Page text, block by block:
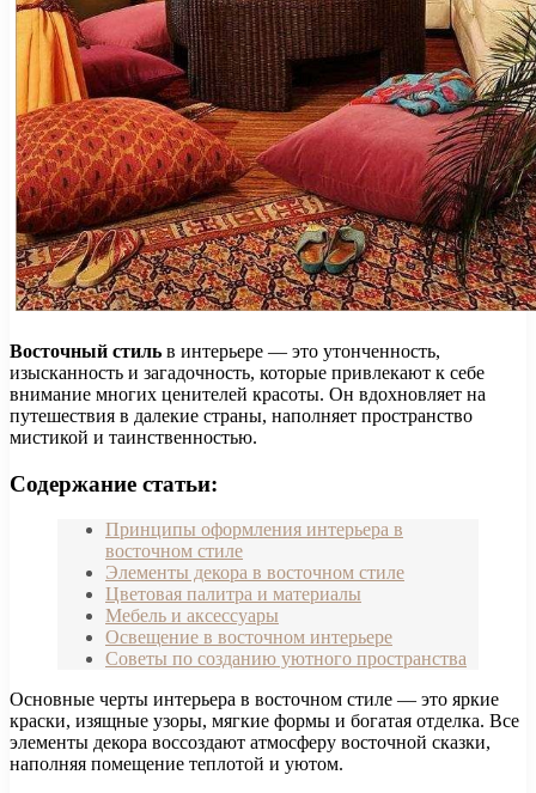
Восточный стиль в интерьере — это утонченность,
изысканность и загадочность, которые привлекают к себе
внимание многих ценителей красоты. Он вдохновляет на
путешествия в далекие страны, наполняет пространство
мистикой и таинственностью.
Содержание статьи:
Принципы оформления интерьера в
восточном стиле
Элементы декора в восточном стиле
Цветовая палитра и материалы
Мебель и аксессуары
Освещение в восточном интерьере
Советы по созданию уютного пространства
Основные черты интерьера в восточном стиле — это яркие
краски, изящные узоры, мягкие формы и богатая отделка. Все
элементы декора воссоздают атмосферу восточной сказки,
наполняя помещение теплотой и уютом.